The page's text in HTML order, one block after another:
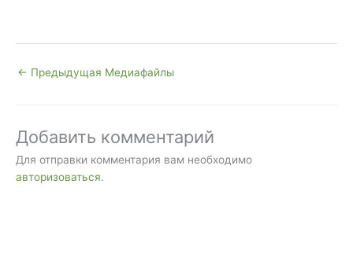
← Предыдущая Медиафайлы
Добавить комментарий
Для отправки комментария вам необходимо
авторизоваться.